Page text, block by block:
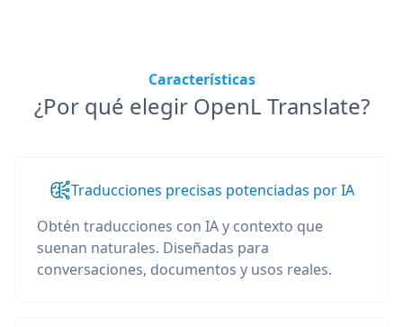
Características
¿Por qué elegir OpenL Translate?
Traducciones precisas potenciadas por IA
Obtén traducciones con IA y contexto que
suenan naturales. Diseñadas para
conversaciones, documentos y usos reales.